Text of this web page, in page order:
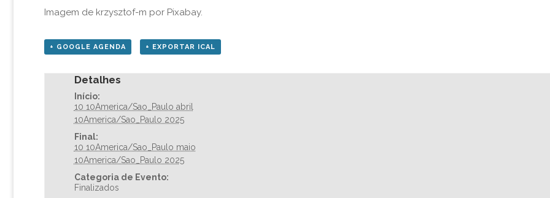
Imagem de krzysztof-m por Pixabay.
+ GOOGLE AGENDA + EXPORTAR ICAL
Detalhes
Início:
10 10America/Sao_Paulo abril
10America/Sao_Paulo 2025
Final:
10 10America/Sao_Paulo maio
10America/Sao_Paulo 2025
Categoria de Evento:
Finalizados